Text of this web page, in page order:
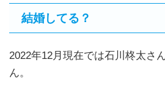
結婚してる？
2022年12月現在では石川柊太さ
ん。